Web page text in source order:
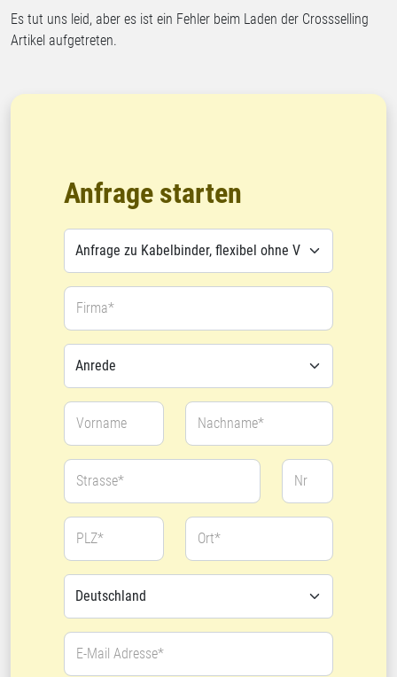
Es tut uns leid, aber es ist ein Fehler beim Laden der Crossselling
Artikel aufgetreten.
Anfrage starten
Firma*
Vorname Nachname*
Strasse* Nr
PLZ* Ort*
E-Mail Adresse*